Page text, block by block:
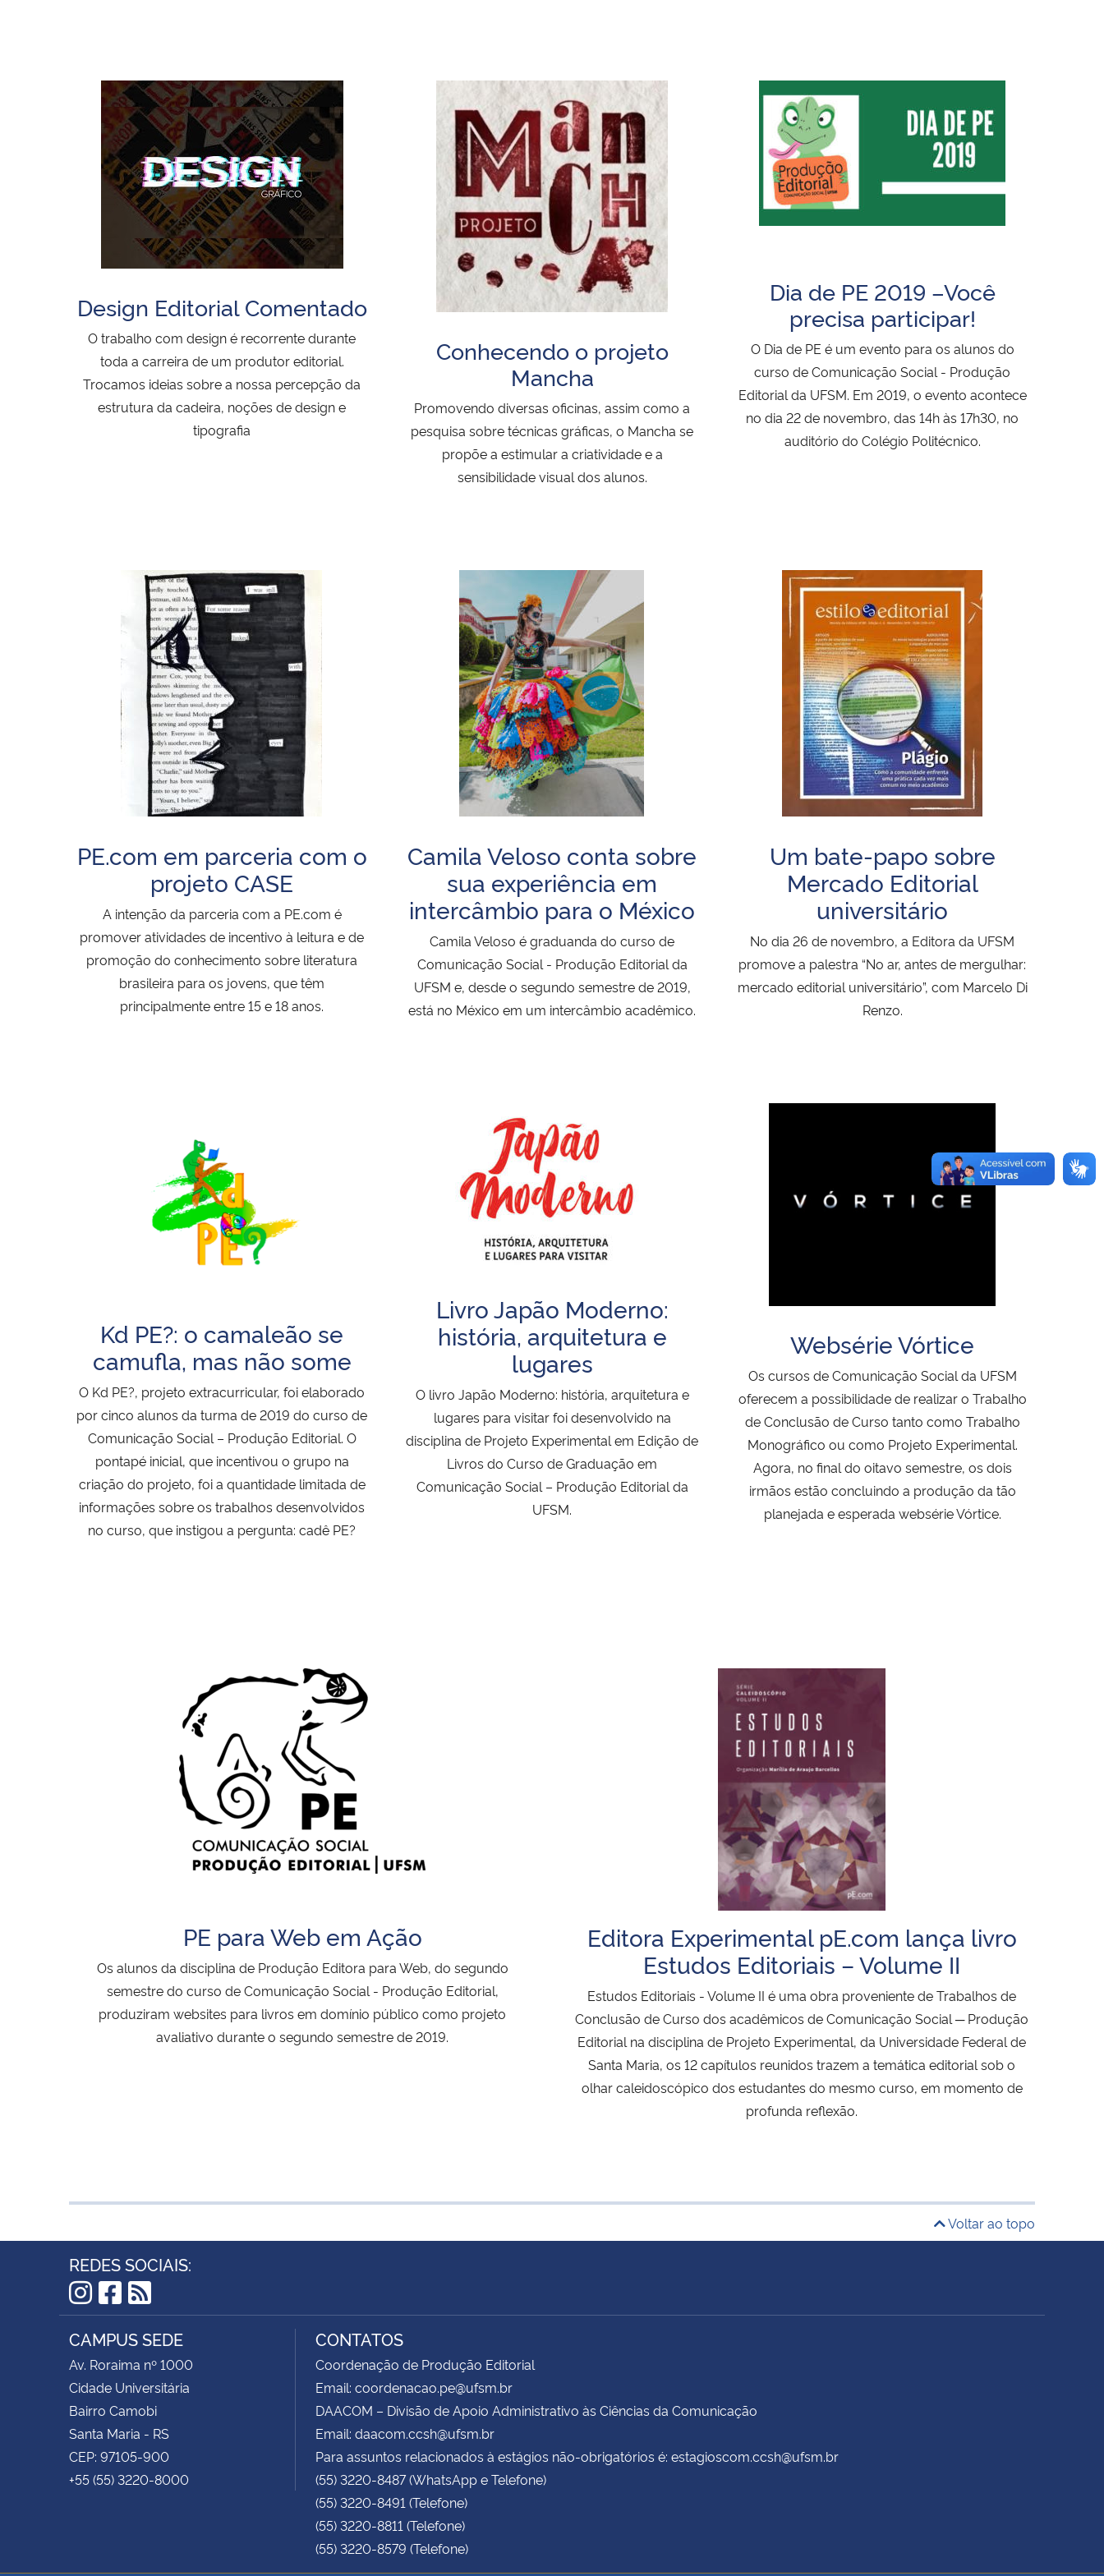
Design Editorial Comentado
O trabalho com design é recorrente durante
toda a carreira de um produtor editorial.
Trocamos ideias sobre a nossa percepção da
estrutura da cadeira, noções de design e
tipografia
Conhecendo o projeto
Mancha
Promovendo diversas oficinas, assim como a
pesquisa sobre técnicas gráficas, o Mancha se
propõe a estimular a criatividade e a
sensibilidade visual dos alunos.
Dia de PE 2019 –Você
precisa participar!
O Dia de PE é um evento para os alunos do
curso de Comunicação Social - Produção
Editorial da UFSM. Em 2019, o evento acontece
no dia 22 de novembro, das 14h às 17h30, no
auditório do Colégio Politécnico.
PE.com em parceria com o
projeto CASE
A intenção da parceria com a PE.com é
promover atividades de incentivo à leitura e de
promoção do conhecimento sobre literatura
brasileira para os jovens, que têm
principalmente entre 15 e 18 anos.
Camila Veloso conta sobre
sua experiência em
intercâmbio para o México
Camila Veloso é graduanda do curso de
Comunicação Social - Produção Editorial da
UFSM e, desde o segundo semestre de 2019,
está no México em um intercâmbio acadêmico.
Um bate-papo sobre
Mercado Editorial
universitário
No dia 26 de novembro, a Editora da UFSM
promove a palestra “No ar, antes de mergulhar:
mercado editorial universitário”, com Marcelo Di
Renzo.
Kd PE?: o camaleão se
camufla, mas não some
O Kd PE?, projeto extracurricular, foi elaborado
por cinco alunos da turma de 2019 do curso de
Comunicação Social – Produção Editorial. O
pontapé inicial, que incentivou o grupo na
criação do projeto, foi a quantidade limitada de
informações sobre os trabalhos desenvolvidos
no curso, que instigou a pergunta: cadê PE?
Livro Japão Moderno:
história, arquitetura e
lugares
O livro Japão Moderno: história, arquitetura e
lugares para visitar foi desenvolvido na
disciplina de Projeto Experimental em Edição de
Livros do Curso de Graduação em
Comunicação Social – Produção Editorial da
UFSM.
Websérie Vórtice
Os cursos de Comunicação Social da UFSM
oferecem a possibilidade de realizar o Trabalho
de Conclusão de Curso tanto como Trabalho
Monográfico ou como Projeto Experimental.
Agora, no final do oitavo semestre, os dois
irmãos estão concluindo a produção da tão
planejada e esperada websérie Vórtice.
PE para Web em Ação
Os alunos da disciplina de Produção Editora para Web, do segundo
semestre do curso de Comunicação Social - Produção Editorial,
produziram websites para livros em domínio público como projeto
avaliativo durante o segundo semestre de 2019.
Editora Experimental pE.com lança livro
Estudos Editoriais – Volume II
Estudos Editoriais - Volume II é uma obra proveniente de Trabalhos de
Conclusão de Curso dos acadêmicos de Comunicação Social ─ Produção
Editorial na disciplina de Projeto Experimental, da Universidade Federal de
Santa Maria, os 12 capítulos reunidos trazem a temática editorial sob o
olhar caleidoscópico dos estudantes do mesmo curso, em momento de
profunda reflexão.
Voltar ao topo
REDES SOCIAIS:
Instagram
Facebook
RSS
CAMPUS SEDE
Av. Roraima nº 1000
Cidade Universitária
Bairro Camobi
Santa Maria - RS
CEP: 97105-900
+55 (55) 3220-8000
CONTATOS
Coordenação de Produção Editorial
Email: coordenacao.pe@ufsm.br
DAACOM – Divisão de Apoio Administrativo às Ciências da Comunicação
Email: daacom.ccsh@ufsm.br
Para assuntos relacionados à estágios não-obrigatórios é: estagioscom.ccsh@ufsm.br
(55) 3220-8487 (WhatsApp e Telefone)
(55) 3220-8491 (Telefone)
(55) 3220-8811 (Telefone)
(55) 3220-8579 (Telefone)